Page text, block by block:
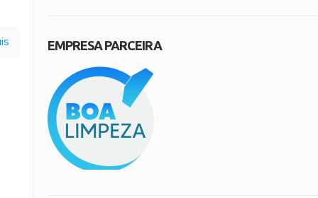
EMPRESA PARCEIRA